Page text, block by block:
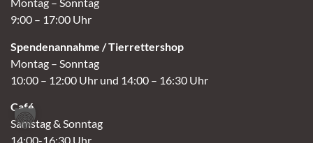
Montag – Sonntag
9:00 – 17:00 Uhr
Spendenannahme / Tierrettershop
Montag – Sonntag
10:00 – 12:00 Uhr und 14:00 – 16:30 Uhr
Café
Samstag & Sonntag
14:00-16:30 Uhr